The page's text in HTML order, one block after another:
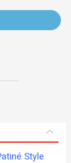
Style